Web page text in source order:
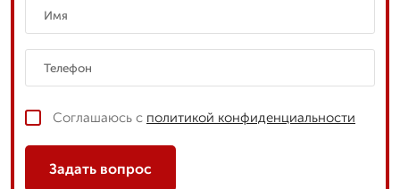
Соглашаюсь с политикой конфиденциальности
Задать вопрос